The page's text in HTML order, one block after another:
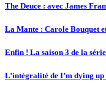
The Deuce : avec James
La Mante : Carole Bouquet
Enfin ! La saison 3 de la
L’intégralité de I’m dying